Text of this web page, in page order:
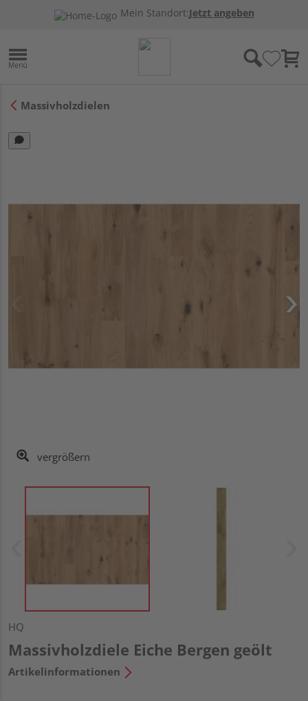
Mein Standort:Jetzt angeben
Massivholzdielen
vergrößern
HQ
Massivholzdiele Eiche Bergen geölt
Artikelinformationen